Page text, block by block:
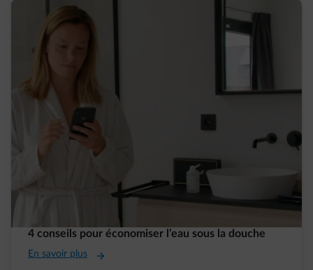
4 conseils pour économiser l’eau sous la douche
En savoir plus